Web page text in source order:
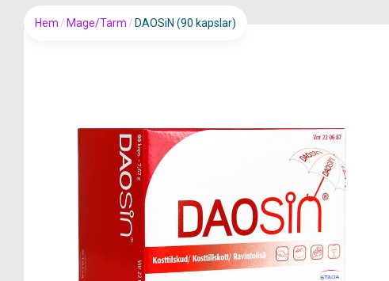
Hem / Mage/Tarm / DAOSiN (90 kapslar)